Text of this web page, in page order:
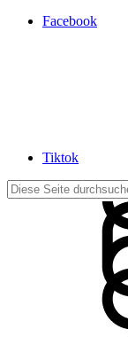
Facebook
Tiktok